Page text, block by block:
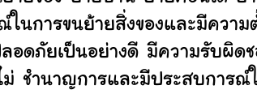
การขนย้ายสิ่งของและมีความ
อดภัยเป็นอย่างดี มีความรับผิ
ม่ ชำนาญการและมีประสบการ